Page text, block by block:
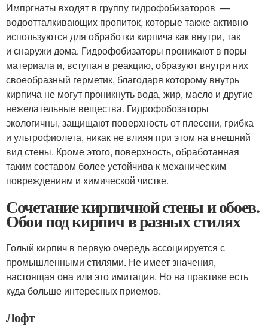
Импргнаты входят в группу гидрофобизаторов —
водоотталкивающих пропиток, которые также активно
используются для обработки кирпича как внутри, так
и снаружи дома. Гидрофобизаторы проникают в поры
материала и, вступая в реакцию, образуют внутри них
своеобразный герметик, благодаря которому внутрь
кирпича не могут проникнуть вода, жир, масло и другие
нежелательные вещества. Гидрофобозаторы
экологичны, защищают поверхность от плесени, грибка
и ультрофиолета, никак не влияя при этом на внешний
вид стены. Кроме этого, поверхность, обработанная
таким составом более устойчива к механическим
повреждениям и химической чистке.
Сочетание кирпичной стены и обоев.
Обои под кирпич в разных стилях
Голый кирпич в первую очередь ассоциируется с
промышленными стилями. Не имеет значения,
настоящая она или это имитация. Но на практике есть
куда больше интересных приемов.
Лофт